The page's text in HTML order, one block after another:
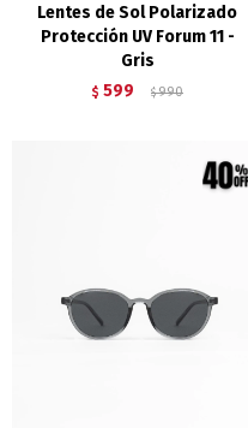
Lentes de Sol Polarizado
Protección UV Forum 11 -
Gris
$ 599 $ 990